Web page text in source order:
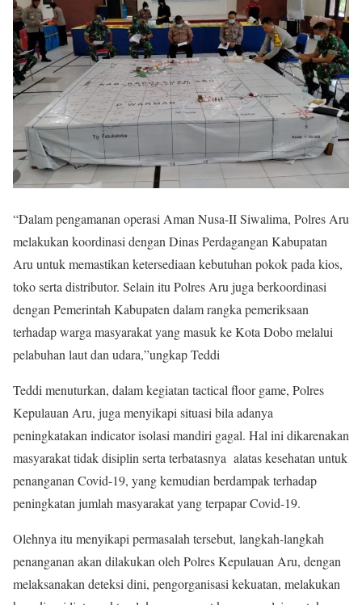
“Dalam pengamanan operasi Aman Nusa-II Siwalima, Polres Aru
melakukan koordinasi dengan Dinas Perdagangan Kabupatan
Aru untuk memastikan ketersediaan kebutuhan pokok pada kios,
toko serta distributor. Selain itu Polres Aru juga berkoordinasi
dengan Pemerintah Kabupaten dalam rangka pemeriksaan
terhadap warga masyarakat yang masuk ke Kota Dobo melalui
pelabuhan laut dan udara,”ungkap Teddi
Teddi menuturkan, dalam kegiatan tactical floor game, Polres
Kepulauan Aru, juga menyikapi situasi bila adanya
peningkatakan indicator isolasi mandiri gagal. Hal ini dikarenakan
masyarakat tidak disiplin serta terbatasnya alatas kesehatan untuk
penanganan Covid-19, yang kemudian berdampak terhadap
peningkatan jumlah masyarakat yang terpapar Covid-19.
Olehnya itu menyikapi permasalah tersebut, langkah-langkah
penanganan akan dilakukan oleh Polres Kepulauan Aru, dengan
melaksanakan deteksi dini, pengorganisasi kekuatan, melakukan